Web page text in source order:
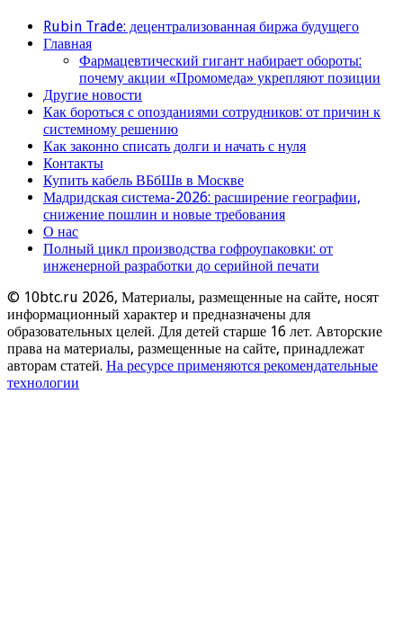
Rubin Trade: децентрализованная биржа будущего
Главная
Фармацевтический гигант набирает обороты:
почему акции «Промомеда» укрепляют позиции
Другие новости
Как бороться с опозданиями сотрудников: от причин к
системному решению
Как законно списать долги и начать с нуля
Контакты
Купить кабель ВБбШв в Москве
Мадридская система-2026: расширение географии,
снижение пошлин и новые требования
О нас
Полный цикл производства гофроупаковки: от
инженерной разработки до серийной печати
© 10btc.ru 2026, Материалы, размещенные на сайте, носят
информационный характер и предназначены для
образовательных целей. Для детей старше 16 лет. Авторские
права на материалы, размещенные на сайте, принадлежат
авторам статей. На ресурсе применяются рекомендательные
технологии